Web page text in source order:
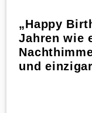
„Happy
Jahren wie
und